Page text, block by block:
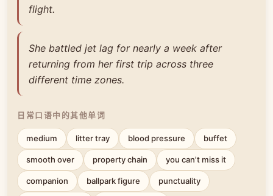
flight.
She battled jet lag for nearly a week after
returning from her first trip across three
different time zones.
日常口语中的其他单词
medium litter tray blood pressure buffet
smooth over property chain you can't miss it
companion ballpark figure punctuality